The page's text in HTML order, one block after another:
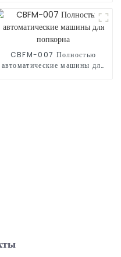
CBFM-007 Полностью
автоматические машины для